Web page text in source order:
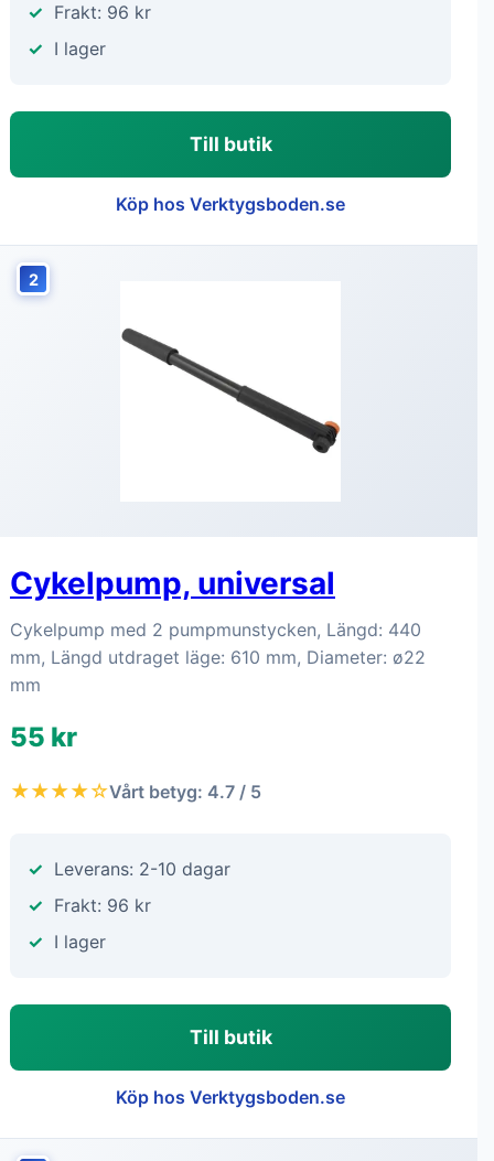
Frakt: 96 kr
I lager
Till butik
Köp hos Verktygsboden.se
2
Cykelpump, universal
Cykelpump med 2 pumpmunstycken, Längd: 440
mm, Längd utdraget läge: 610 mm, Diameter: ø22
mm
55 kr
★★★★☆Vårt betyg: 4.7 / 5
Leverans: 2-10 dagar
Frakt: 96 kr
I lager
Till butik
Köp hos Verktygsboden.se